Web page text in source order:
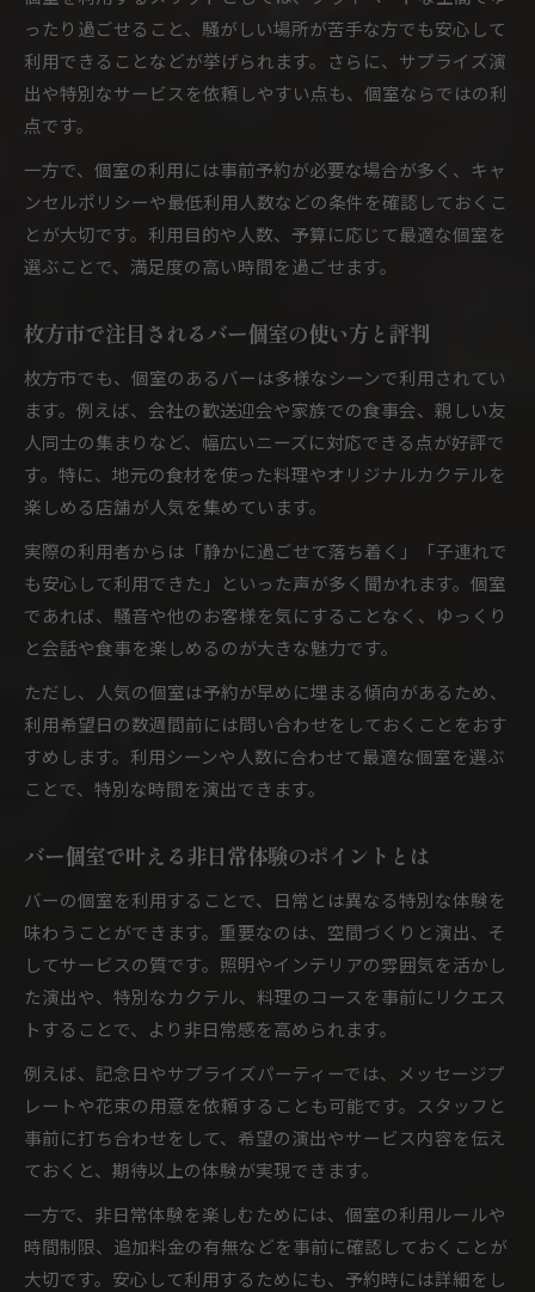
ったり過ごせること、騒がしい場所が苦手な方でも安心して
利用できることなどが挙げられます。さらに、サプライズ演
出や特別なサービスを依頼しやすい点も、個室ならではの利
点です。
一方で、個室の利用には事前予約が必要な場合が多く、キャ
ンセルポリシーや最低利用人数などの条件を確認しておくこ
とが大切です。利用目的や人数、予算に応じて最適な個室を
選ぶことで、満足度の高い時間を過ごせます。
枚方市で注目されるバー個室の使い方と評判
枚方市でも、個室のあるバーは多様なシーンで利用されてい
ます。例えば、会社の歓送迎会や家族での食事会、親しい友
人同士の集まりなど、幅広いニーズに対応できる点が好評で
す。特に、地元の食材を使った料理やオリジナルカクテルを
楽しめる店舗が人気を集めています。
実際の利用者からは「静かに過ごせて落ち着く」「子連れで
も安心して利用できた」といった声が多く聞かれます。個室
であれば、騒音や他のお客様を気にすることなく、ゆっくり
と会話や食事を楽しめるのが大きな魅力です。
ただし、人気の個室は予約が早めに埋まる傾向があるため、
利用希望日の数週間前には問い合わせをしておくことをおす
すめします。利用シーンや人数に合わせて最適な個室を選ぶ
ことで、特別な時間を演出できます。
バー個室で叶える非日常体験のポイントとは
バーの個室を利用することで、日常とは異なる特別な体験を
味わうことができます。重要なのは、空間づくりと演出、そ
してサービスの質です。照明やインテリアの雰囲気を活かし
た演出や、特別なカクテル、料理のコースを事前にリクエス
トすることで、より非日常感を高められます。
例えば、記念日やサプライズパーティーでは、メッセージプ
レートや花束の用意を依頼することも可能です。スタッフと
事前に打ち合わせをして、希望の演出やサービス内容を伝え
ておくと、期待以上の体験が実現できます。
一方で、非日常体験を楽しむためには、個室の利用ルールや
時間制限、追加料金の有無などを事前に確認しておくことが
大切です。安心して利用するためにも、予約時には詳細をし